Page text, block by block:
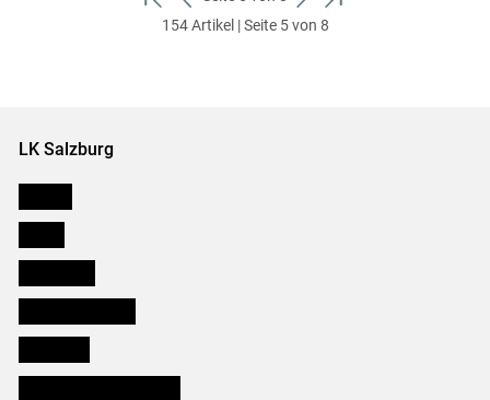
zum
ersten
zurück
zum
weiter
zum
zum
154 Artikel | Seite 5 von 8
LK Salzburg